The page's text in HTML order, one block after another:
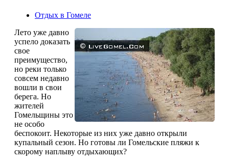
Отдых в Гомеле
Лето уже давно
успело доказать
свое
преимущество,
но реки только
совсем недавно
вошли в свои
берега. Но
жителей
Гомельщины это
не особо
беспокоит. Некоторые из них уже давно открыли
купальный сезон. Но готовы ли Гомельские пляжи к
скорому наплыву отдыхающих?